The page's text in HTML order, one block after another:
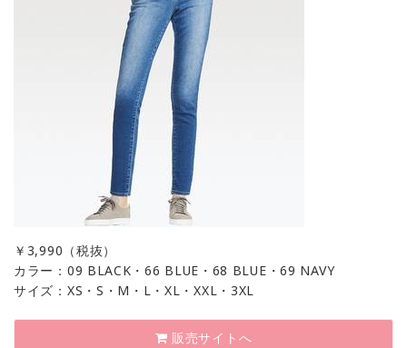
￥ 3,990（税抜）
カラー：09 BLACK・66 BLUE・68 BLUE・69 NAVY
サイズ：XS・S・M・L・XL・XXL・3XL
販売サイトへ